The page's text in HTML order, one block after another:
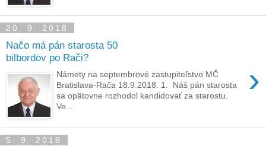
20. 9. 2018
Načo má pán starosta 50
bilbordov po Rači?
›
Námety na septembrové zastupiteľstvo MČ
Bratislava-Rača 18.9.2018. 1. Náš pán starosta
sa opätovne rozhodol kandidovať za starostu.
Ve...
5. 9. 2018